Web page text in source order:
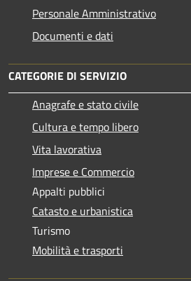
Personale Amministrativo
Documenti e dati
CATEGORIE DI SERVIZIO
Anagrafe e stato civile
Cultura e tempo libero
Vita lavorativa
Imprese e Commercio
Appalti pubblici
Catasto e urbanistica
Turismo
Mobilità e trasporti